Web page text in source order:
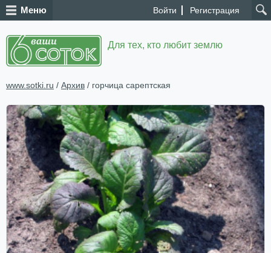
Войти Регистрация
Меню
Для тех, кто любит землю
www.sotki.ru / Архив / горчица сарептская